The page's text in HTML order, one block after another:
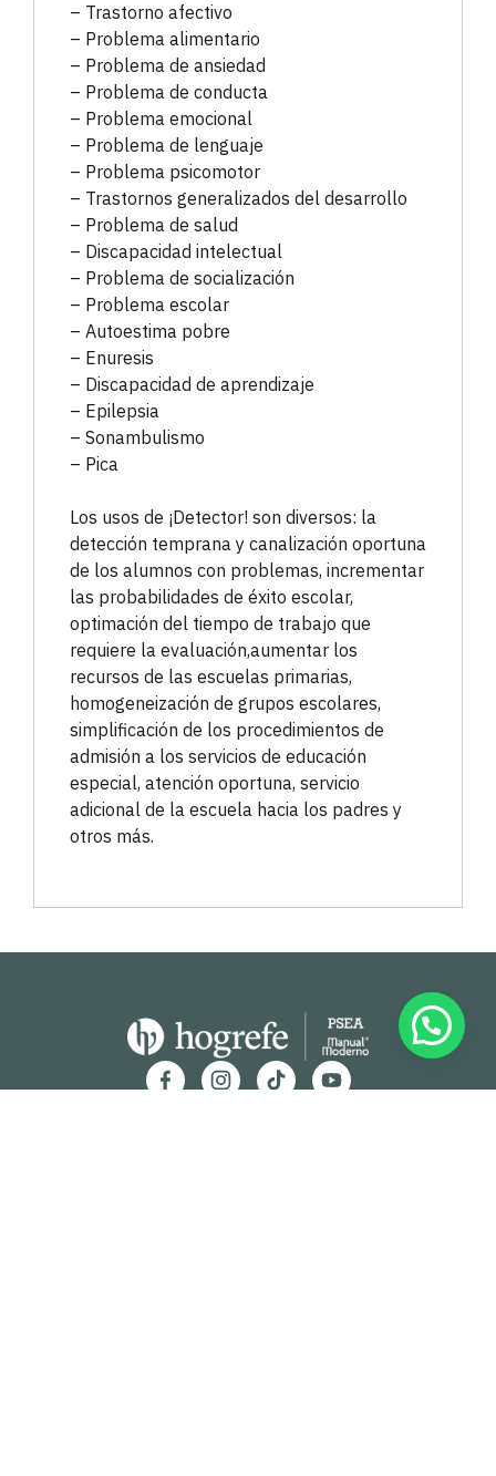
– Trastorno afectivo
– Problema alimentario
– Problema de ansiedad
– Problema de conducta
– Problema emocional
– Problema de lenguaje
– Problema psicomotor
– Trastornos generalizados del desarrollo
– Problema de salud
– Discapacidad intelectual
– Problema de socialización
– Problema escolar
– Autoestima pobre
– Enuresis
– Discapacidad de aprendizaje
– Epilepsia
– Sonambulismo
– Pica
Los usos de ¡Detector! son diversos: la
detección temprana y canalización oportuna
de los alumnos con problemas, incrementar
las probabilidades de éxito escolar,
optimación del tiempo de trabajo que
requiere la evaluación,aumentar los
recursos de las escuelas primarias,
homogeneización de grupos escolares,
simplificación de los procedimientos de
admisión a los servicios de educación
especial, atención oportuna, servicio
adicional de la escuela hacia los padres y
otros más.